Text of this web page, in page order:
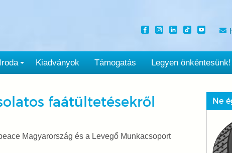
Kiadványok Támogatás Legyen önkéntesünk!
faátültetésekről
Magyarország és a Levegő Munkacsoport
Ne